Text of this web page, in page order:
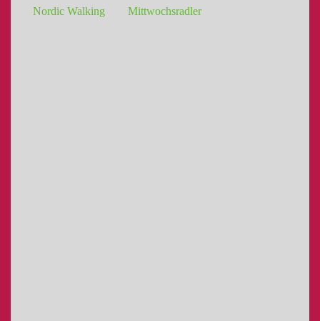
Nordic Walking Mittwochsradler